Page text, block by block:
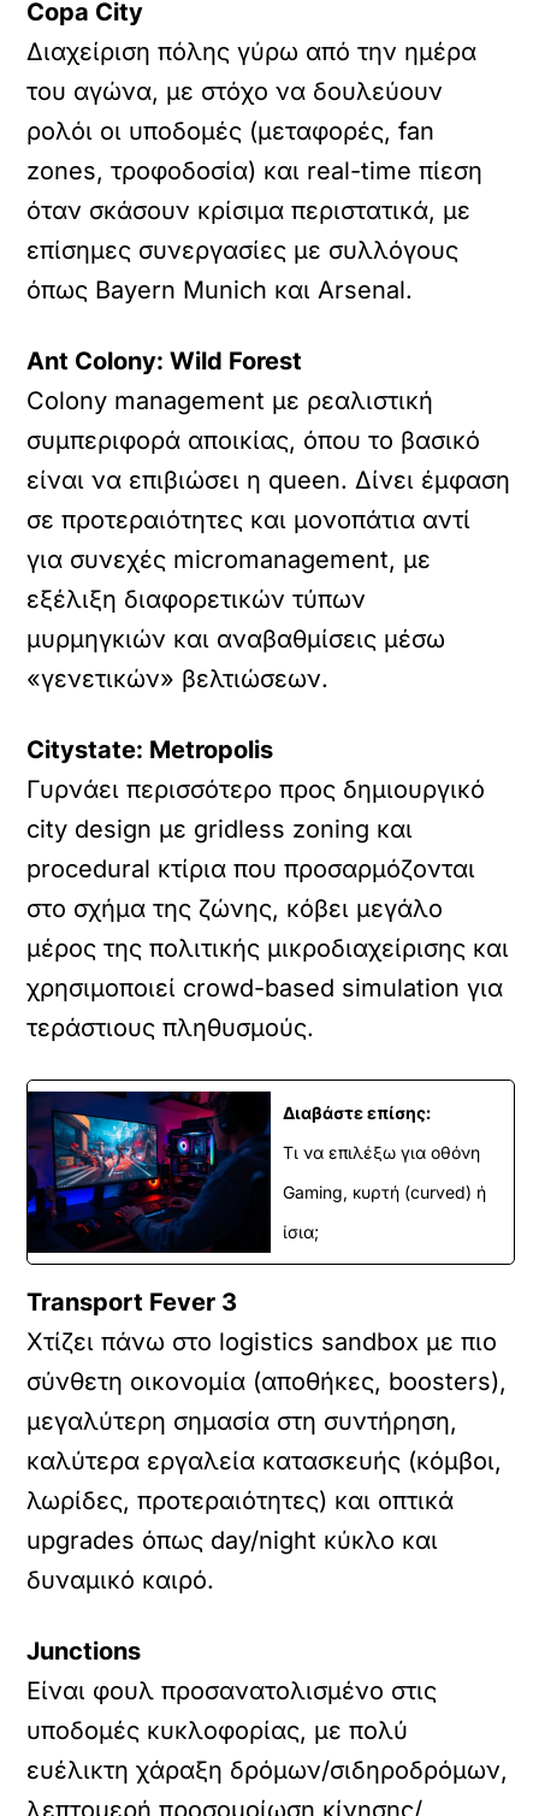
Copa City
Διαχείριση πόλης γύρω από την ημέρα
του αγώνα, με στόχο να δουλεύουν
ρολόι οι υποδομές (μεταφορές, fan
zones, τροφοδοσία) και real-time πίεση
όταν σκάσουν κρίσιμα περιστατικά, με
επίσημες συνεργασίες με συλλόγους
όπως Bayern Munich και Arsenal.
Ant Colony: Wild Forest
Colony management με ρεαλιστική
συμπεριφορά αποικίας, όπου το βασικό
είναι να επιβιώσει η queen. Δίνει έμφαση
σε προτεραιότητες και μονοπάτια αντί
για συνεχές micromanagement, με
εξέλιξη διαφορετικών τύπων
μυρμηγκιών και αναβαθμίσεις μέσω
«γενετικών» βελτιώσεων.
Citystate: Metropolis
Γυρνάει περισσότερο προς δημιουργικό
city design με gridless zoning και
procedural κτίρια που προσαρμόζονται
στο σχήμα της ζώνης, κόβει μεγάλο
μέρος της πολιτικής μικροδιαχείρισης και
χρησιμοποιεί crowd-based simulation για
τεράστιους πληθυσμούς.
Διαβάστε επίσης:
Τι να επιλέξω για οθόνη
Gaming, κυρτή (curved) ή
ίσια;
Transport Fever 3
Χτίζει πάνω στο logistics sandbox με πιο
σύνθετη οικονομία (αποθήκες, boosters),
μεγαλύτερη σημασία στη συντήρηση,
καλύτερα εργαλεία κατασκευής (κόμβοι,
λωρίδες, προτεραιότητες) και οπτικά
upgrades όπως day/night κύκλο και
δυναμικό καιρό.
Junctions
Είναι φουλ προσανατολισμένο στις
υποδομές κυκλοφορίας, με πολύ
ευέλικτη χάραξη δρόμων/σιδηροδρόμων,
λεπτομερή προσομοίωση κίνησης/